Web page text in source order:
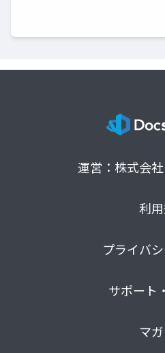
運営：株式会
利
プライバ
サポート
マ